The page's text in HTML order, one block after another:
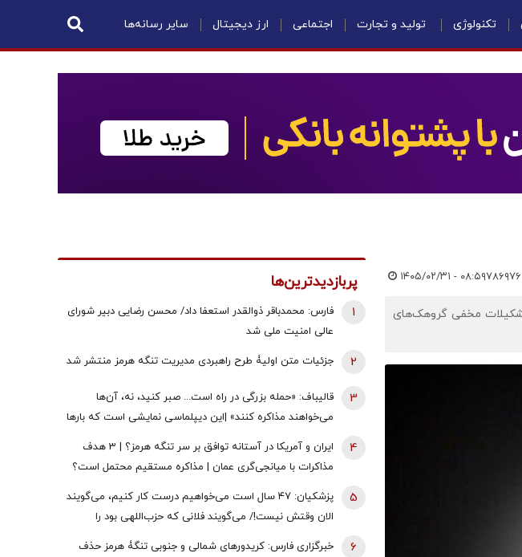
تکنولوژی تولید و تجارت اجتماعی ارز دیجیتال سایر رسانه‌ها
۱۴۰۵/۰۲/۳۱ - ۰۸:۵۹
زله» و «کریم معروف‌پور» 2 تروریست عضو تشکیلات مخفی گروهک‌های
پربازدیدترین‌ها
فارس: محمدباقر ذوالقدر استعفا داد/ محسن رضایی دبیر شورای
عالی امنیت ملی شد
1
جزئیات متن اولیۀ طرح راهبردی مدیریت تنگه هرمز منتشر شد 2
قالیباف: «حمله بزرگی در راه است... صبر کنید، نه، آن‌ها
می‌خواهند مذاکره کنند» |این دیپلماسی نمایشی است که بارها
3
ایران و آمریکا در آستانه توافق بر سر تنگه هرمز؟ | 3 هدف
مذاکرات با میانجی‌گری عمان | مذاکره مستقیم محتمل است؟
4
پزشکیان: ۴۷ سال است می‌خواهیم درست کار کنیم، می‌گویند
الان وقتش نیست!/ می‌گویند فلانی که حزب‌اللهی بود را
برداشتی! + فیلم
5
خبرگزاری فارس: کریدورهای شمالی و جنوبی تنگۀ هرمز حذف
6